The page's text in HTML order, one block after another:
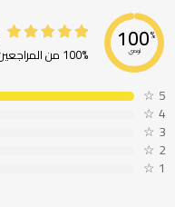
100%
نوصي 100% من المراجعين أوصوا بهذا المنتج
5
☆
4
☆
3
☆
2
☆
1
☆